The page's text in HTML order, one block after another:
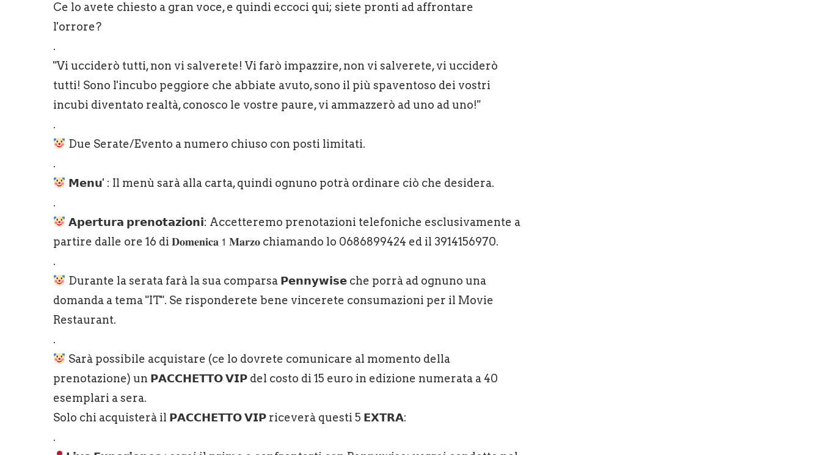
Ce lo avete chiesto a gran voce, e quindi eccoci qui; siete pronti ad affrontare
l'orrore?
.
"Vi ucciderò tutti, non vi salverete! Vi farò impazzire, non vi salverete, vi ucciderò
tutti! Sono l'incubo peggiore che abbiate avuto, sono il più spaventoso dei vostri
incubi diventato realtà, conosco le vostre paure, vi ammazzerò ad uno ad uno!"
.
Due Serate/Evento a numero chiuso con posti limitati.
.
𝗠𝗲𝗻𝘂' : Il menù sarà alla carta, quindi ognuno potrà ordinare ciò che desidera.
.
𝗔𝗽𝗲𝗿𝘁𝘂𝗿𝗮 𝗽𝗿𝗲𝗻𝗼𝘁𝗮𝘇𝗶𝗼𝗻𝗶: Accetteremo prenotazioni telefoniche esclusivamente a
partire dalle ore 16 di 𝐃𝐨𝐦𝐞𝐧𝐢𝐜𝐚 𝟣 𝐌𝐚𝐫𝐳𝐨 chiamando lo 0686899424 ed il 3914156970.
.
Durante la serata farà la sua comparsa 𝗣𝗲𝗻𝗻𝘆𝘄𝗶𝘀𝗲 che porrà ad ognuno una
domanda a tema "IT". Se risponderete bene vincerete consumazioni per il Movie
Restaurant.
.
Sarà possibile acquistare (ce lo dovrete comunicare al momento della
prenotazione) un 𝗣𝗔𝗖𝗖𝗛𝗘𝗧𝗧𝗢 𝗩𝗜𝗣 del costo di 15 euro in edizione numerata a 40
esemplari a sera.
Solo chi acquisterà il 𝗣𝗔𝗖𝗖𝗛𝗘𝗧𝗧𝗢 𝗩𝗜𝗣 riceverà questi 5 𝗘𝗫𝗧𝗥𝗔:
.